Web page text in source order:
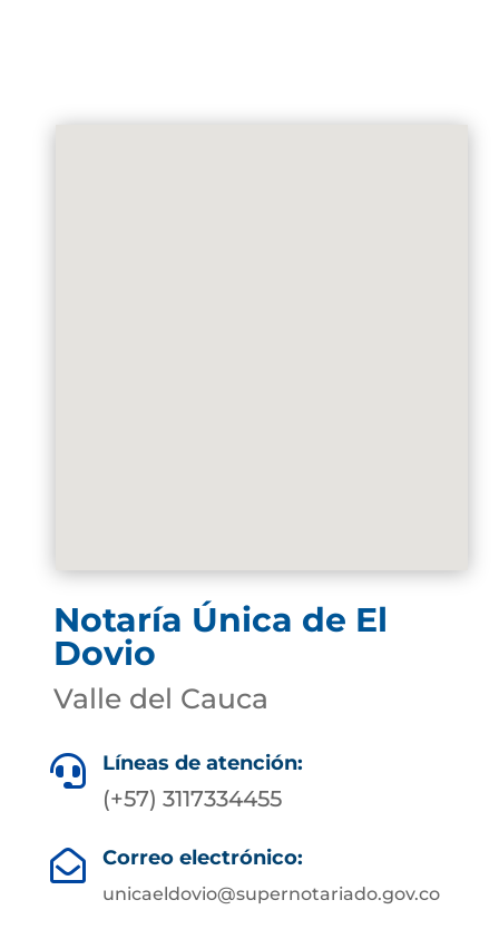
Notaría Única de El
Dovio
Valle del Cauca
 Líneas de atención:
(+57) 3117334455
 Correo electrónico:
unicaeldovio@supernotariado.gov.co